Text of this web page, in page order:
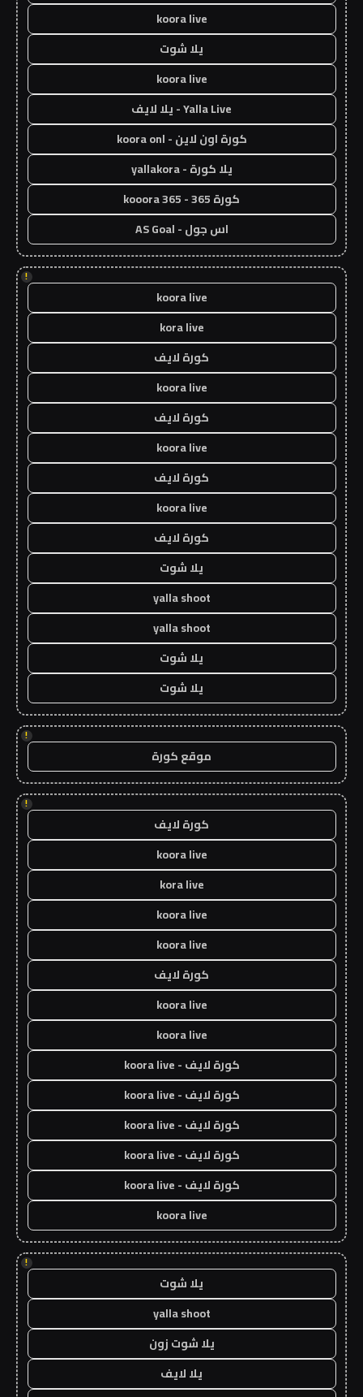
koora live
يلا شوت
koora live
Yalla Live - يلا لايف
كورة اون لاين - koora onl
يلا كورة - yallakora
كورة 365 - kooora 365
اس جول - AS Goal
!
koora live
kora live
كورة لايف
koora live
كورة لايف
koora live
كورة لايف
koora live
كورة لايف
يلا شوت
yalla shoot
yalla shoot
يلا شوت
يلا شوت
!
موقع كورة
!
كورة لايف
koora live
kora live
koora live
koora live
كورة لايف
koora live
koora live
كورة لايف - koora live
كورة لايف - koora live
كورة لايف - koora live
كورة لايف - koora live
كورة لايف - koora live
koora live
!
يلا شوت
yalla shoot
يلا شوت زون
يلا لايف